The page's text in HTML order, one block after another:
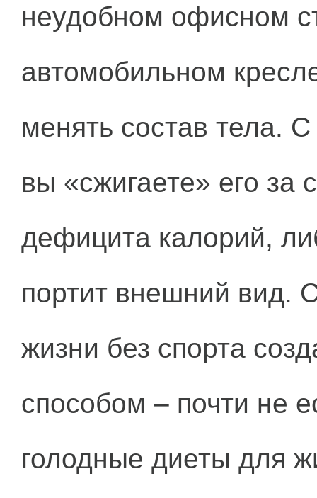
неудобном офисном
автомобильном
менять состав тела.
вы «сжигаете» его за
дефицита калорий,
портит внешний вид.
жизни без спорта
способом – почти не
голодные диеты для